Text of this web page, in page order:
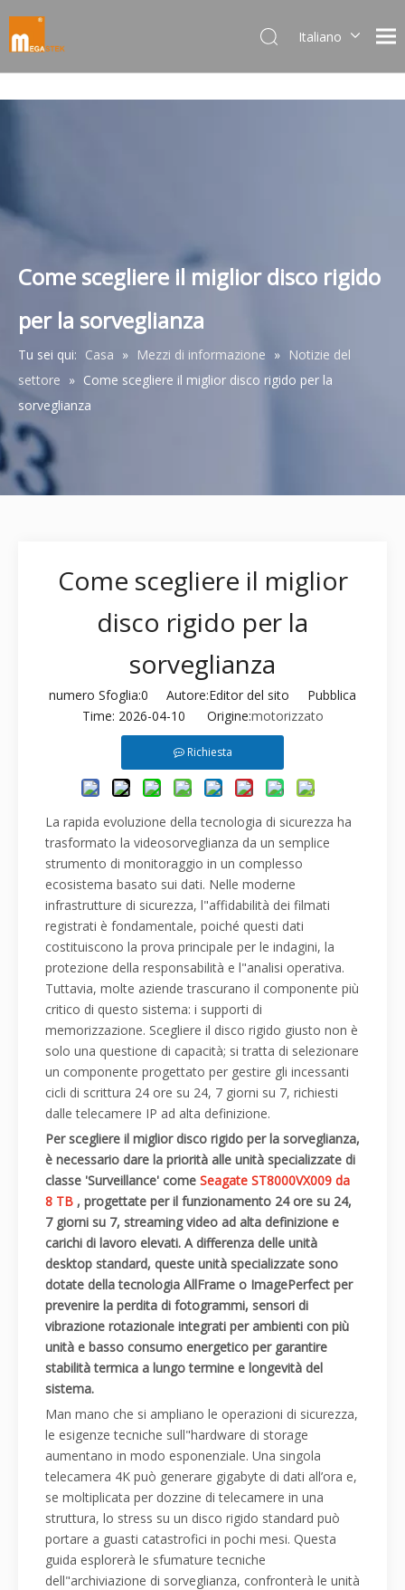
Italiano
Français
简体中文
Come scegliere il miglior disco rigido
per la sorveglianza
Tu sei qui: Casa » Mezzi di informazione » Notizie del
settore » Come scegliere il miglior disco rigido per la
sorveglianza
Come scegliere il miglior
disco rigido per la
sorveglianza
numero Sfoglia:0 Autore:Editor del sito Pubblica
Time: 2026-04-10 Origine:motorizzato
Richiesta
La rapida evoluzione della tecnologia di sicurezza ha
trasformato la videosorveglianza da un semplice
strumento di monitoraggio in un complesso
ecosistema basato sui dati. Nelle moderne
infrastrutture di sicurezza, l"affidabilità dei filmati
registrati è fondamentale, poiché questi dati
costituiscono la prova principale per le indagini, la
protezione della responsabilità e l"analisi operativa.
Tuttavia, molte aziende trascurano il componente più
critico di questo sistema: i supporti di
memorizzazione. Scegliere il disco rigido giusto non è
solo una questione di capacità; si tratta di selezionare
un componente progettato per gestire gli incessanti
cicli di scrittura 24 ore su 24, 7 giorni su 7, richiesti
dalle telecamere IP ad alta definizione.
Per scegliere il miglior disco rigido per la sorveglianza,
è necessario dare la priorità alle unità specializzate di
classe 'Surveillance' come Seagate ST8000VX009 da
8 TB , progettate per il funzionamento 24 ore su 24,
7 giorni su 7, streaming video ad alta definizione e
carichi di lavoro elevati. A differenza delle unità
desktop standard, queste unità specializzate sono
dotate della tecnologia AllFrame o ImagePerfect per
prevenire la perdita di fotogrammi, sensori di
vibrazione rotazionale integrati per ambienti con più
unità e basso consumo energetico per garantire
stabilità termica a lungo termine e longevità del
sistema.
Man mano che si ampliano le operazioni di sicurezza,
le esigenze tecniche sull"hardware di storage
aumentano in modo esponenziale. Una singola
telecamera 4K può generare gigabyte di dati all’ora e,
se moltiplicata per dozzine di telecamere in una
struttura, lo stress su un disco rigido standard può
portare a guasti catastrofici in pochi mesi. Questa
guida esplorerà le sfumature tecniche
dell"archiviazione di sorveglianza, confronterà le unità